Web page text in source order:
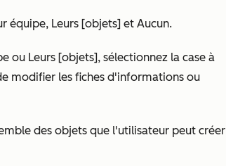
équipe, Leurs [objets] et Aucun.
ou Leurs [objets], sélectionnez la case à
modifier les fiches d'informations ou
des objets que l'utilisateur peut créer